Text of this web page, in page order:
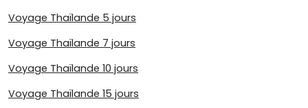
Voyage Thaïlande 5 jours
Voyage Thaïlande 7 jours
Voyage Thaïlande 10 jours
Voyage Thaïlande 15 jours